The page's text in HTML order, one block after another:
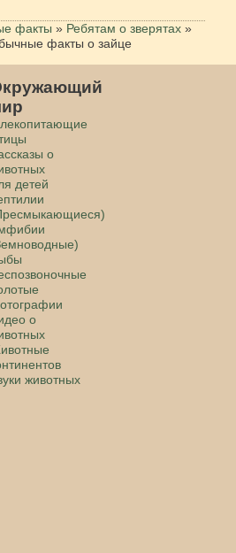
факты » Ребятам о зверятах »
факты о зайце
о
детей
о
животных